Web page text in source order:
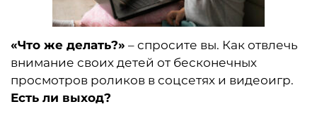
«Что же делать?» – спросите вы. Как отвлечь
внимание своих детей от бесконечных
просмотров роликов в соцсетях и видеоигр.
Есть ли выход?